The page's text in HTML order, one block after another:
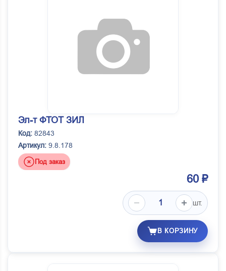
Эл-т ФТОТ ЗИЛ
Код: 82843
Артикул: 9.8.178
Под заказ
60 ₽
шт.
В КОРЗИНУ